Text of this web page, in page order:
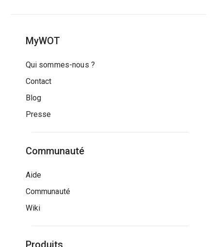
MyWOT
Qui sommes-nous ?
Contact
Blog
Presse
Communauté
Aide
Communauté
Wiki
Produits